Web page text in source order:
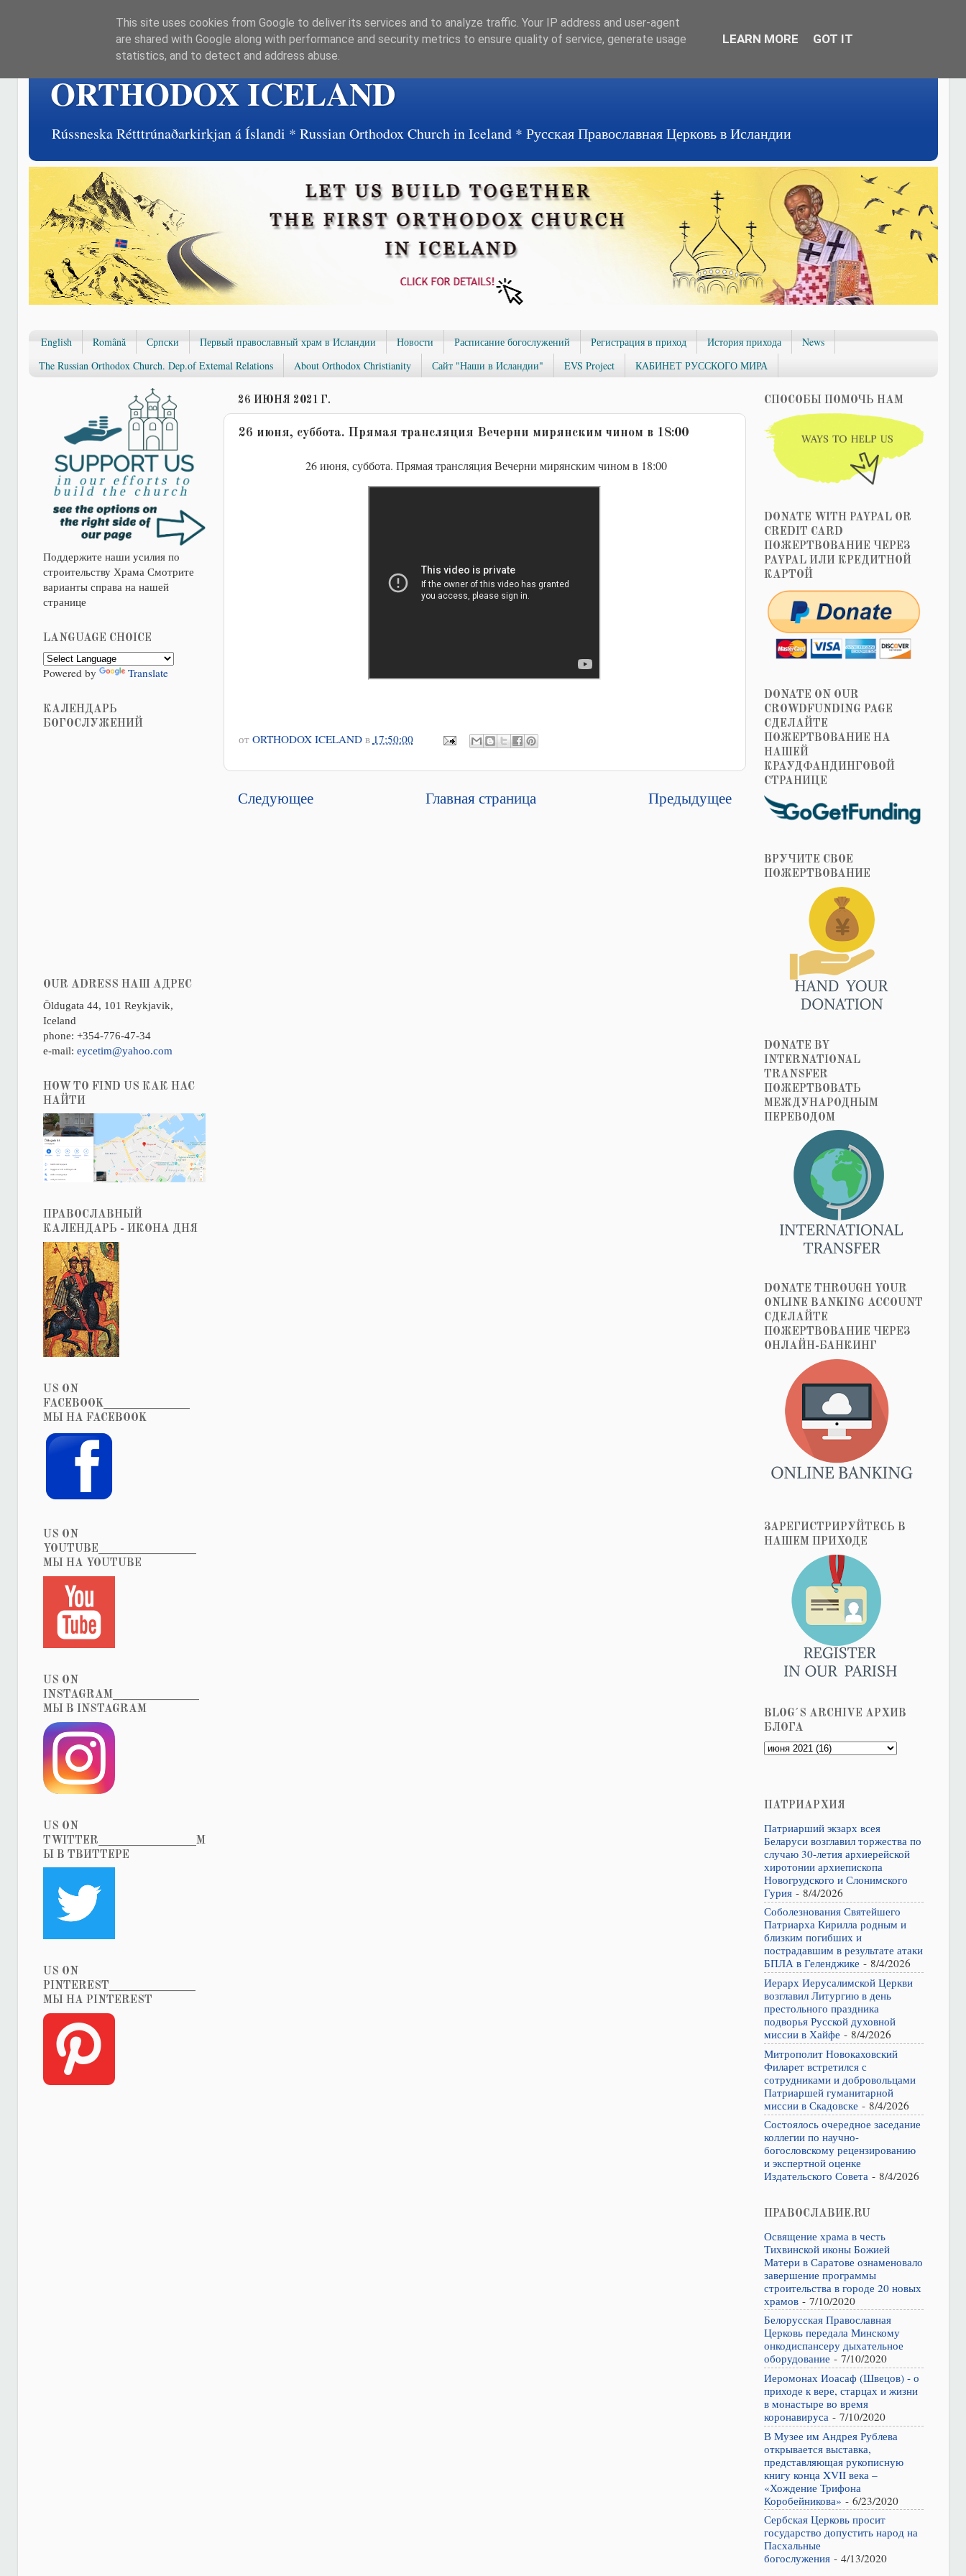
ORTHODOX ICELAND
Rússneska Rétttrúnaðarkirkjan á Íslandi * Russian Orthodox Church in Iceland * Русская Православная Церковь в Исландии
English Română Српски Первый православный храм в Исландии Новости Расписание богослужений Регистрация в приход История прихода
News
The Russian Orthodox Church. Dep.of Extemal Relations
About Orthodox Christianity Сайт "Наши в Исландии" EVS Project КАБИНЕТ РУССКОГО МИРА
26 ИЮНЯ 2021 Г.
26 июня, суббота. Прямая трансляция Вечерни мирянским чином в 18:00
26 июня, суббота. Прямая трансляция Вечерни мирянским чином в 18:00
от ORTHODOX ICELAND в 17:50:00
Следующее Предыдущее
Главная страница
Поддержите наши усилия по
строительству Храма Смотрите
варианты справа на нашей
странице
LANGUAGE CHOICE
Powered by Translate
КАЛЕНДАРЬ
БОГОСЛУЖЕНИЙ
OUR ADRESS НАШ АДРЕС
Öldugata 44, 101 Reykjavik,
Iceland
phone: +354-776-47-34
e-mail: eycetim@yahoo.com
HOW TO FIND US КАК НАС
НАЙТИ
ПРАВОСЛАВНЫЙ
КАЛЕНДАРЬ - ИКОНА ДНЯ
US ON
FACEBOOK_______________
МЫ НА FACEBOOK
US ON
YOUTUBE_________________
МЫ НА YOUTUBE
US ON
INSTAGRAM_______________
МЫ В INSTAGRAM
US ON
TWITTER_________________М
Ы В ТВИТТЕРЕ
US ON
PINTEREST_______________
МЫ НА PINTEREST
СПОСОБЫ ПОМОЧЬ НАМ
DONATE WITH PAYPAL OR
CREDIT CARD
ПОЖЕРТВОВАНИЕ ЧЕРЕЗ
PAYPAL ИЛИ КРЕДИТНОЙ
КАРТОЙ
DONATE ON OUR
CROWDFUNDING PAGE
СДЕЛАЙТЕ
ПОЖЕРТВОВАНИЕ НА
НАШЕЙ
КРАУДФАНДИНГОВОЙ
СТРАНИЦЕ
ВРУЧИТЕ СВОЕ
ПОЖЕРТВОВАНИЕ
DONATE BY
INTERNATIONAL
TRANSFER
ПОЖЕРТВОВАТЬ
МЕЖДУНАРОДНЫМ
ПЕРЕВОДОМ
DONATE THROUGH YOUR
ONLINE BANKING ACCOUNT
СДЕЛАЙТЕ
ПОЖЕРТВОВАНИЕ ЧЕРЕЗ
ОНЛАЙН-БАНКИНГ
ЗАРЕГИСТРИРУЙТЕСЬ В
НАШЕМ ПРИХОДЕ
BLOG´S ARCHIVE АРХИВ
БЛОГА
ПАТРИАРХИЯ
Патриарший экзарх всея
Беларуси возглавил торжества по
случаю 30-летия архиерейской
хиротонии архиепископа
Новогрудского и Слонимского
Гурия- 8/4/2026
Соболезнования Святейшего
Патриарха Кирилла родным и
близким погибших и
пострадавшим в результате атаки
БПЛА в Геленджике - 8/4/2026
Иерарх Иерусалимской Церкви
возглавил Литургию в день
престольного праздника
подворья Русской духовной
миссии в Хайфе - 8/4/2026
Митрополит Новокаховский
Филарет встретился с
сотрудниками и добровольцами
Патриаршей гуманитарной
миссии в Скадовске - 8/4/2026
Состоялось очередное заседание
коллегии по научно-
богословскому рецензированию
и экспертной оценке
Издательского Совета- 8/4/2026
ПРАВОСЛАВИЕ.RU
Освящение храма в честь
Тихвинской иконы Божией
Матери в Саратове ознаменовало
завершение программы
строительства в городе 20 новых
храмов- 7/10/2020
Белорусская Православная
Церковь передала Минскому
онкодиспансеру дыхательное
оборудование - 7/10/2020
Иеромонах Иоасаф (Швецов) - о
приходе к вере, старцах и жизни
в монастыре во время
коронавируса - 7/10/2020
В Музее им Андрея Рублева
открывается выставка,
представляющая рукописную
книгу конца XVII века –
«Хождение Трифона
Коробейникова» - 6/23/2020
Сербская Церковь просит
государство допустить народ на
Пасхальные
богослужения- 4/13/2020
This site uses cookies from Google to deliver its services and to analyze traffic. Your IP address and user-agent
are shared with Google along with performance and security metrics to ensure quality of service, generate usage
statistics, and to detect and address abuse.
LEARN MORE GOT IT